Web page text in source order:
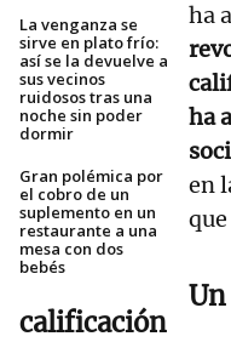
La venganza se
sirve en plato frío:
así se la devuelve a
sus vecinos
ruidosos tras una
noche sin poder
dormir
Gran polémica por
el cobro de un
suplemento en un
restaurante a una
mesa con dos
bebés
ha
ha
en
calificación